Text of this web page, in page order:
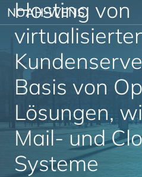
Skip to content
NOAH-WENS
Hosting von
Basis von
Lösungen,
Mail- und
Systeme